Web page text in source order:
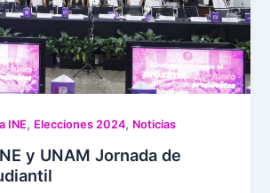
INE, Elecciones 2024, Noticias
y UNAM Jornada de